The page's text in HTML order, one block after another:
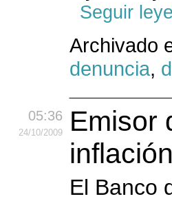
Seguir
Archivado
denuncia,
05:36
24/10/2009
Emisor
El Banco